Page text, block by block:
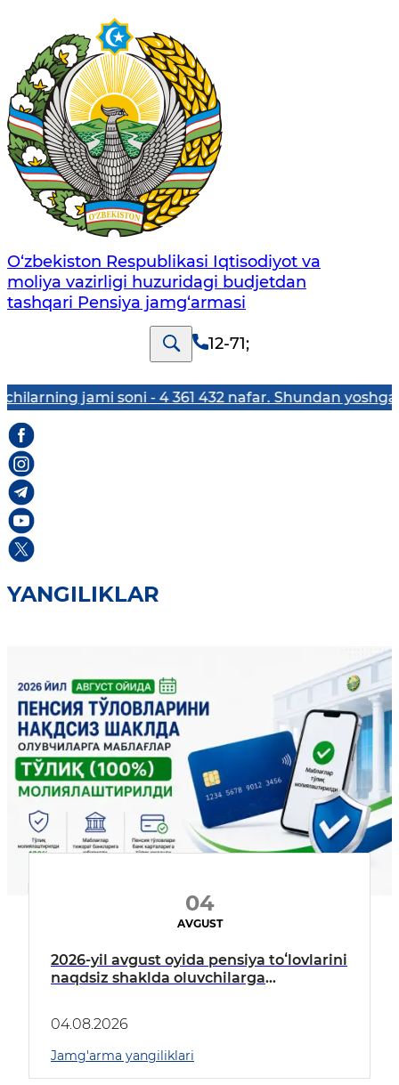
O‘zbekiston Respublikasi Iqtisodiyot va
moliya vazirligi huzuridagi budjetdan
tashqari Pensiya jamg‘armasi
12-71;
jami soni - 4 361 432 nafar. Shundan yoshga doir
YANGILIKLAR
04
AVGUST
2026-yil avgust oyida pensiya toʻlovlarini
naqdsiz shaklda oluvchilarga
04.08.2026
Jamg'arma yangiliklari